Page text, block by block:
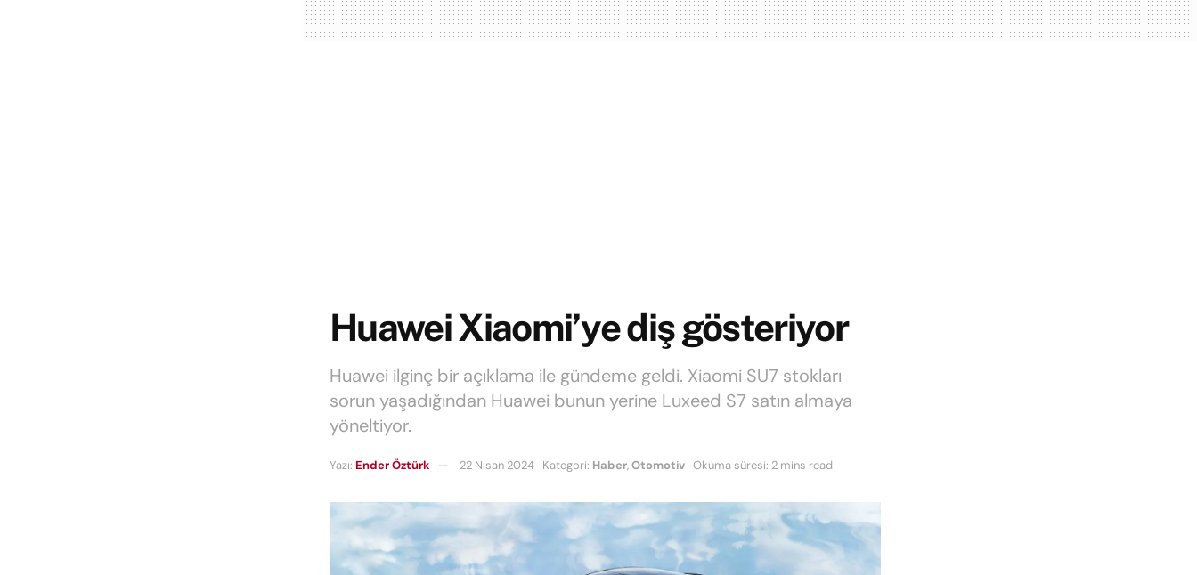
Huawei Xiaomi’ye diş gösteriyor
Huawei ilginç bir açıklama ile gündeme geldi. Xiaomi SU7 stokları
sorun yaşadığından Huawei bunun yerine Luxeed S7 satın almaya
yöneltiyor.
Yazı: Ender Öztürk 22 Nisan 2024 Kategori: Haber,Otomotiv Okuma süresi: 2 mins read